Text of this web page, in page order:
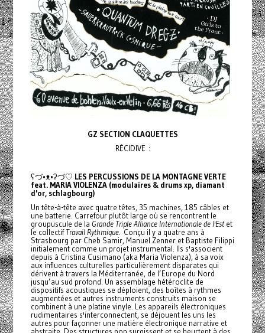
GZ SECTION CLAQUETTES
RÉCIDIVE :
ʕづ•ᴥ•ʔづ♡ LES PERCUSSIONS DE LA MONTAGNE VERTE
feat. MARIA VIOLENZA (modulaires & drums xp, diamant
d'or, schlagbourg)
Un tête-à-tête avec quatre têtes, 35 machines, 185 câbles et
une batterie. Carrefour plutôt large où se rencontrent le
groupuscule de la Grande Triple Alliance Internationale de l'Estet
le collectifTravail Rythmique. Conçu il y a quatre ans à
Strasbourg par Cheb Samir, Manuel Zenner et Baptiste Filippi
initialement comme un projet instrumental. Ils s'associent
depuis à Cristina Cusimano (aka Maria Violenza), à sa voix
aux influences culturelles particulièrement disparates qui
dérivent à travers la Méditerranée, de l’Europe du Nord
jusqu’au sud profond. Un assemblage hétéroclite de
dispositifs acoustiques se déploient, des boîtes à rythmes
augmentées et autres instruments construits maison se
combinent à une platine vinyle. Les appareils électroniques
rudimentaires s'interconnectent, se déjouent les uns les
autres pour façonner une matière électronique narrative et